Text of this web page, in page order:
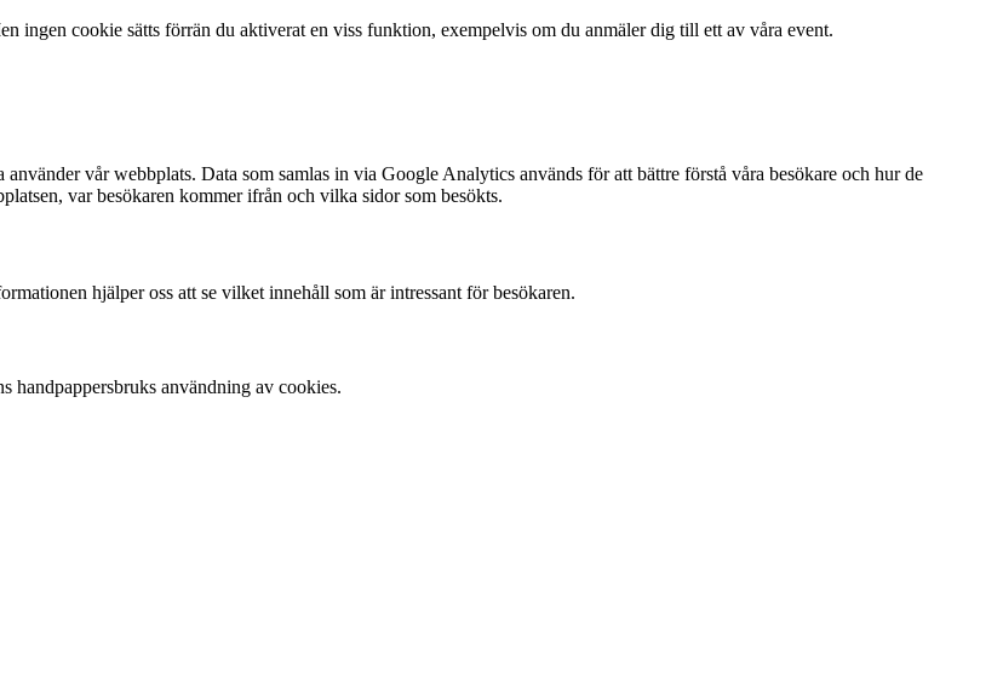
ingen cookie sätts förrän du aktiverat en viss funktion, exempelvis om du anmäler dig till ett av våra event.
vår webbplats. Data som samlas in via Google Analytics används för att bättre förstå våra besökare och hur de
var besökaren kommer ifrån och vilka sidor som besökts.
hjälper oss att se vilket innehåll som är intressant för besökaren.
användning av cookies.